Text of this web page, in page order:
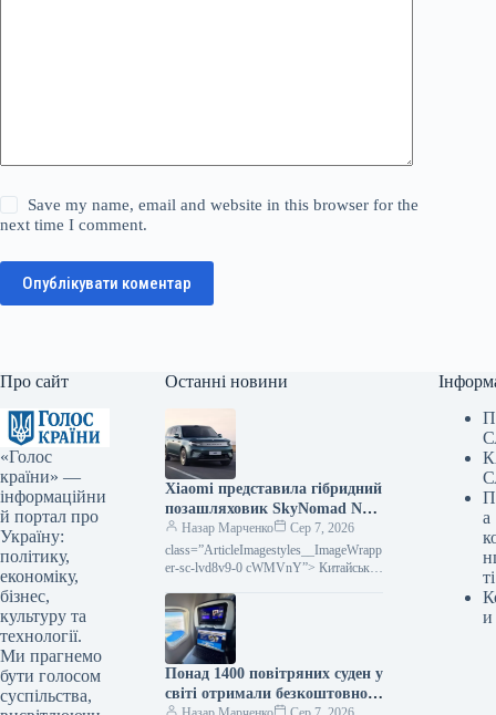
Save my name, email and website in this browser for the
next time I comment.
Опублікувати коментар
Про сайт
«Голос
країни» —
інформаційни
й портал про
Україну:
політику,
економіку,
бізнес,
культуру та
технології.
Ми прагнемо
бути голосом
суспільства,
Останні новини
Xiaomi представила гібридний
позашляховик SkyNomad N90
(фото)
Назар Марченко
Сер 7, 2026
class=”ArticleImagestyles__ImageWrapp
er-sc-lvd8v9-0 cWMVnY”> Китайська
презентувала свій великогабаритний
гібридний позашляховик SkyNomad
N90. На території Китаю вже
розпочався прийом попередніх…
Понад 1400 повітряних суден у
світі отримали безкоштовно
а
ті
и